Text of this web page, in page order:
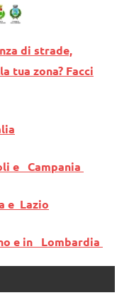
di strade,
tua zona? Facci
e Campania
e Lazio
e in Lombardia